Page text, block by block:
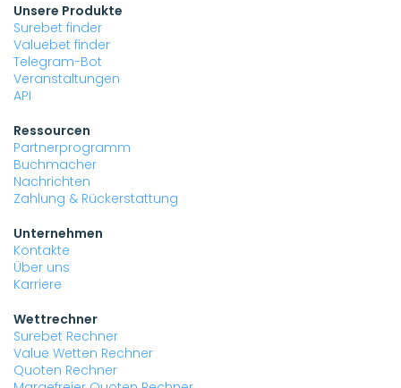
Unsere Produkte
Surebet finder
Valuebet finder
Telegram-Bot
Veranstaltungen
API
Ressourcen
Partnerprogramm
Buchmacher
Nachrichten
Zahlung & Rückerstattung
Unternehmen
Kontakte
Über uns
Karriere
Wettrechner
Surebet Rechner
Value Wetten Rechner
Quoten Rechner